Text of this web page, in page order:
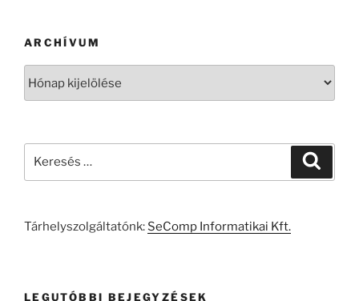
ARCHÍVUM
Tárhelyszolgáltatónk: SeComp Informatikai Kft.
LEGUTÓBBI BEJEGYZÉSEK